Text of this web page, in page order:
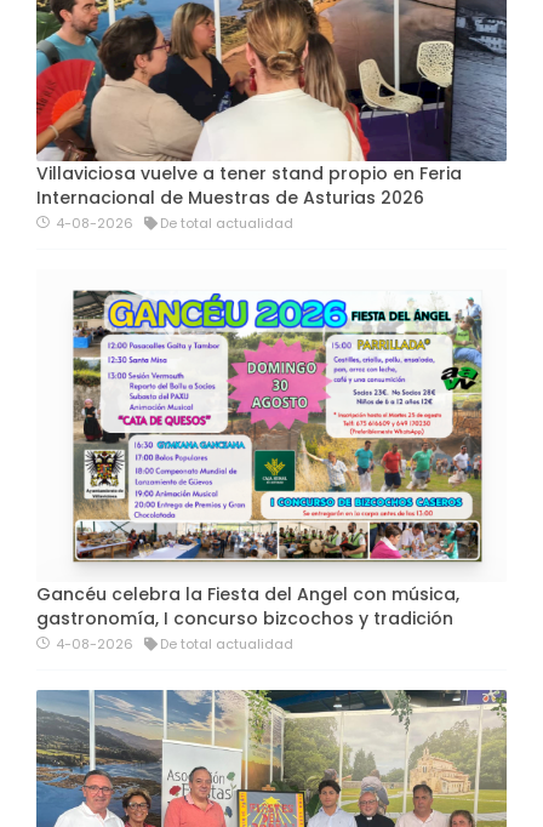
Villaviciosa vuelve a tener stand propio en Feria
Internacional de Muestras de Asturias 2026
4-08-2026 De total actualidad
Gancéu celebra la Fiesta del Angel con música,
gastronomía, I concurso bizcochos y tradición
4-08-2026 De total actualidad